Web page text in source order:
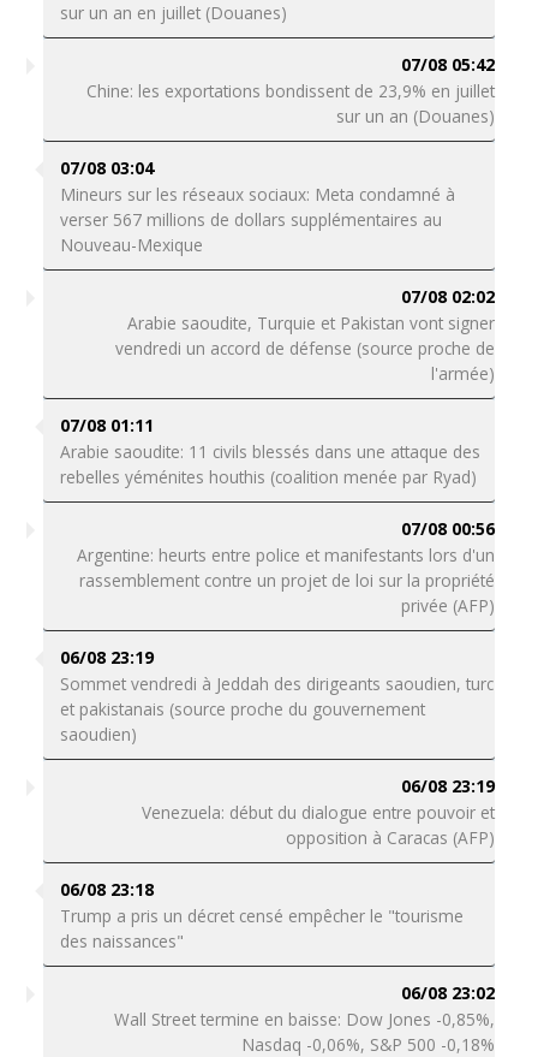
sur un an en juillet (Douanes)
07/08 05:42
Chine: les exportations bondissent de 23,9% en juillet
sur un an (Douanes)
07/08 03:04
Mineurs sur les réseaux sociaux: Meta condamné à
verser 567 millions de dollars supplémentaires au
Nouveau-Mexique
07/08 02:02
Arabie saoudite, Turquie et Pakistan vont signer
vendredi un accord de défense (source proche de
l'armée)
07/08 01:11
Arabie saoudite: 11 civils blessés dans une attaque des
rebelles yéménites houthis (coalition menée par Ryad)
07/08 00:56
Argentine: heurts entre police et manifestants lors d'un
rassemblement contre un projet de loi sur la propriété
privée (AFP)
06/08 23:19
Sommet vendredi à Jeddah des dirigeants saoudien, turc
et pakistanais (source proche du gouvernement
saoudien)
06/08 23:19
Venezuela: début du dialogue entre pouvoir et
opposition à Caracas (AFP)
06/08 23:18
Trump a pris un décret censé empêcher le "tourisme
des naissances"
06/08 23:02
Wall Street termine en baisse: Dow Jones -0,85%,
Nasdaq -0,06%, S&P 500 -0,18%